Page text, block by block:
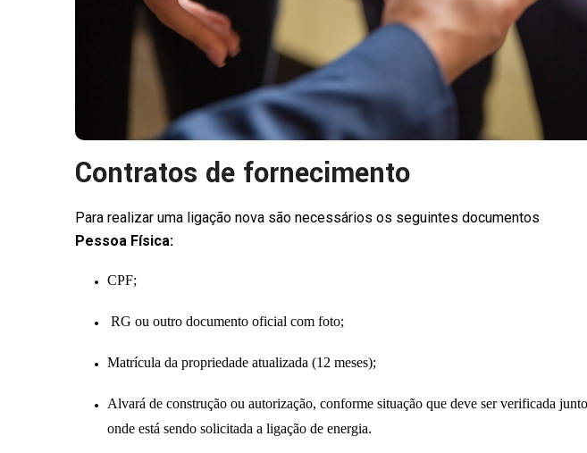
Contratos de fornecimento
Para realizar uma ligação nova são necessários os seguintes documentos
Pessoa Física:
CPF;
RG ou outro documento oficial com foto;
Matrícula da propriedade atualizada (12 meses);
Alvará de construção ou autorização, conforme situação que deve ser verificada
onde está sendo solicitada a ligação de energia.